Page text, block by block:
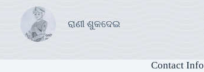
ରାଣୀ ଶୁକଦେଇ
Contact Info